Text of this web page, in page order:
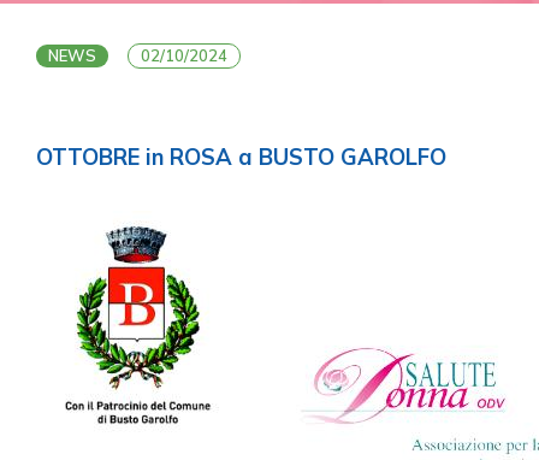
NEWS 02/10/2024
OTTOBRE in ROSA a BUSTO GAROLFO